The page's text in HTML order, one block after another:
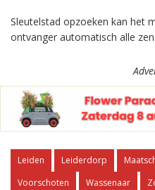
Sleutelstad opzoeken kan het
ontvanger automatisch alle
Leiden Leiderdorp
Voorschoten
Wassenaar